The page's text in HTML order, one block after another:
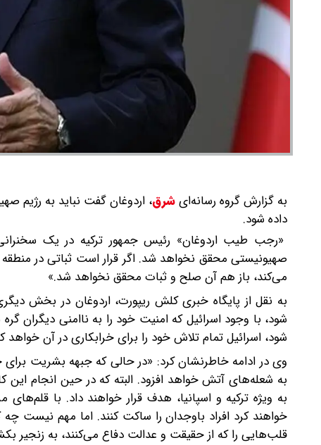
به گزارش گروه رسانه‌ایشرق، اردوغان گفت نباید به رژیم
داده شود.
«رجب طیب اردوغان» رئیس جمهور ترکیه در یک
صهیونیستی محقق نخواهد شد. اگر قرار است ثباتی در
می‌کند، باز هم آن صلح و ثبات محقق نخواهد شد.»
به نقل از پایگاه خبری کلش ریپورت، اردوغان در بخش
شود، با وجود اسرائیل که امنیت خود را به ناامنی دیگران
شود، اسرائیل تمام تلاش خود را برای خرابکاری در آن خواهد
وی در ادامه خاطرنشان کرد: «در حالی که جبهه بشریت
به شعله‌های آتش خواهد افزود. البته که در حین انجام این
به ویژه ترکیه و اسپانیا، هدف قرار خواهند داد. با
خواهند کرد افراد باوجدان را ساکت کنند. اما مهم نیست
قلب‌هایی را که از حقیقت و عدالت دفاع می‌کنند، به زنجیر